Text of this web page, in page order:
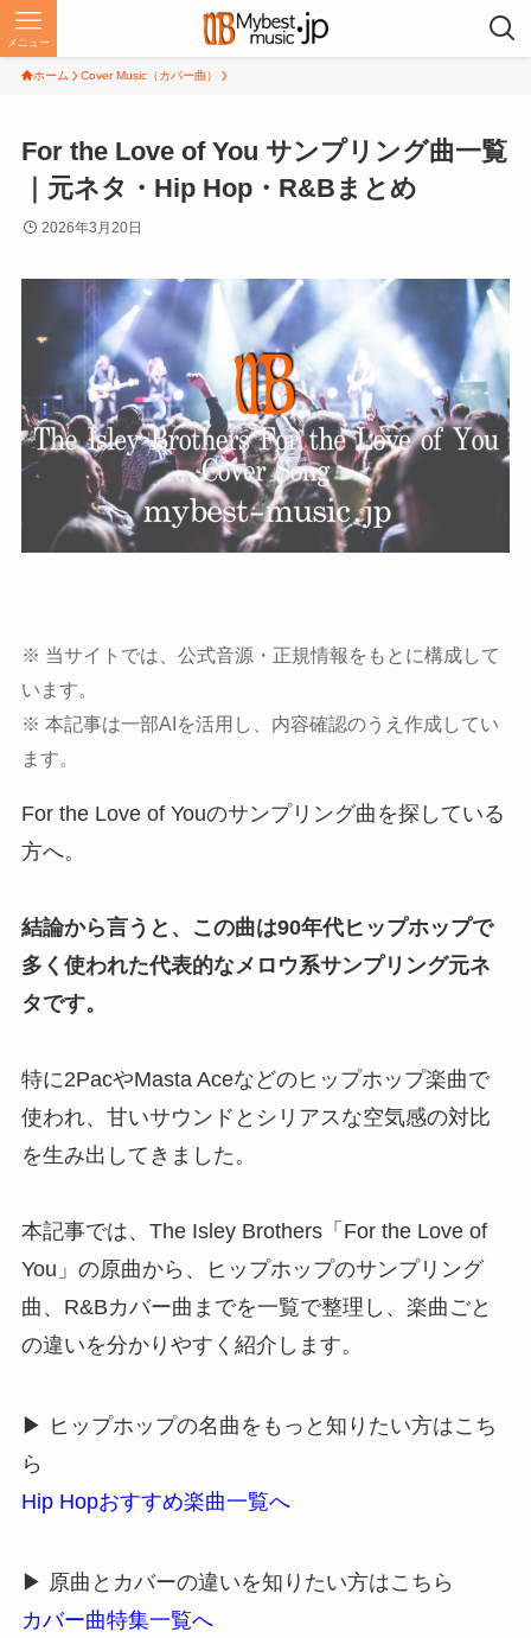
メニュー
ホーム Cover Music（カバー曲）
For the Love of You サンプリング曲一覧
｜元ネタ・Hip Hop・R&Bまとめ
2026年3月20日
※ 当サイトでは、公式音源・正規情報をもとに構成して
います。
※ 本記事は一部AIを活用し、内容確認のうえ作成してい
ます。
For the Love of Youのサンプリング曲を探している
方へ。
結論から言うと、この曲は90年代ヒップホップで
多く使われた代表的なメロウ系サンプリング元ネ
タです。
特に2PacやMasta Aceなどのヒップホップ楽曲で
使われ、甘いサウンドとシリアスな空気感の対比
を生み出してきました。
本記事では、The Isley Brothers「For the Love of
You」の原曲から、ヒップホップのサンプリング
曲、R&Bカバー曲までを一覧で整理し、楽曲ごと
の違いを分かりやすく紹介します。
▶ ヒップホップの名曲をもっと知りたい方はこち
ら
Hip Hopおすすめ楽曲一覧へ
▶ 原曲とカバーの違いを知りたい方はこちら
カバー曲特集一覧へ